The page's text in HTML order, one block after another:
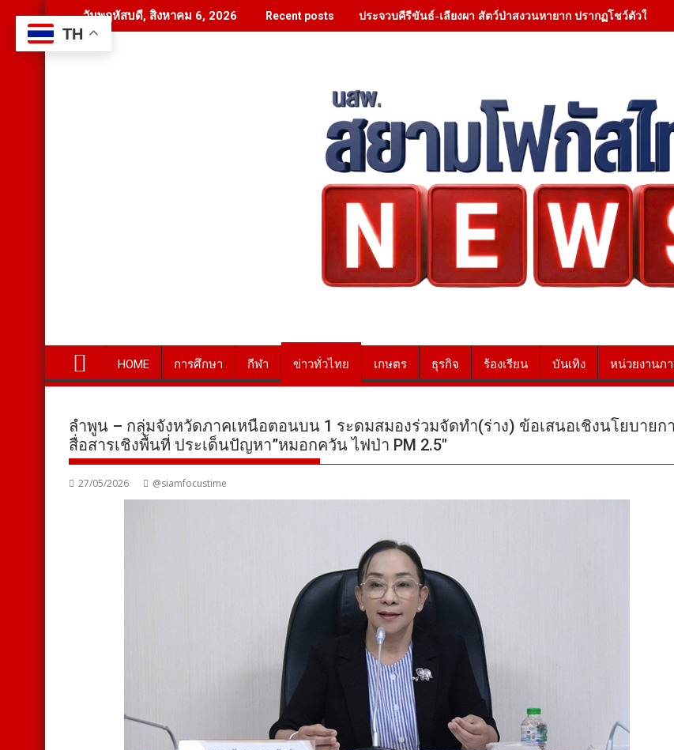
to
content
วันพฤหัสบดี, สิงหาคม 6, 2026 Recent posts ประจวบคีรีขันธ์-เลียงผา สัตว์ป่าสงวนหายาก ปรากฏโชว์ตัวใกล้
HOME การศึกษา กีฬา ข่าวทั่วไทย เกษตร ธุรกิจ ร้องเรียน บันเทิง หน่วยงานภ
ลำพูน – กลุ่มจังหวัดภาคเหนือตอนบน 1 ระดมสมองร่วมจัดทำ(ร่าง) ข้อเสนอเชิงนโยบายก
สื่อสารเชิงพื้นที่ ประเด็นปัญหา”หมอกควัน ไฟป่า PM 2.5″
27/05/2026 @siamfocustime
TH